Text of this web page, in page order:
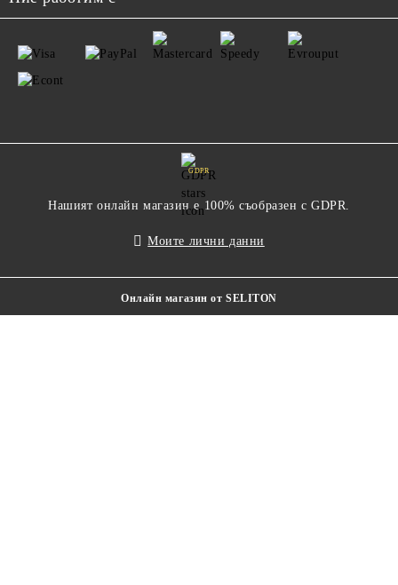
GDPR
Нашият онлайн магазин е 100% съобразен с GDPR.
Моите лични данни
Онлайн магазин от SELITON